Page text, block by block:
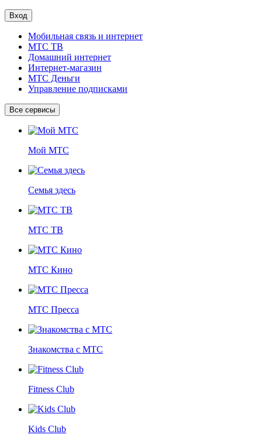
Вход
Мобильная связь и интернет
МТС ТВ
Домашний интернет
Интернет-магазин
МТС Деньги
Управление подписками
Все сервисы
Мой МТС
Семья здесь
МТС ТВ
МТС Кино
МТС Пресса
Знакомства с МТС
Fitness Club
Kids Club